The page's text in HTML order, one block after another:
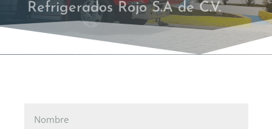
Refrigerados Rojo S.A de C.V.